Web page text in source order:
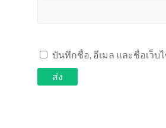
บันทึกชื่อ, อีเมล และชื่อเว็บ